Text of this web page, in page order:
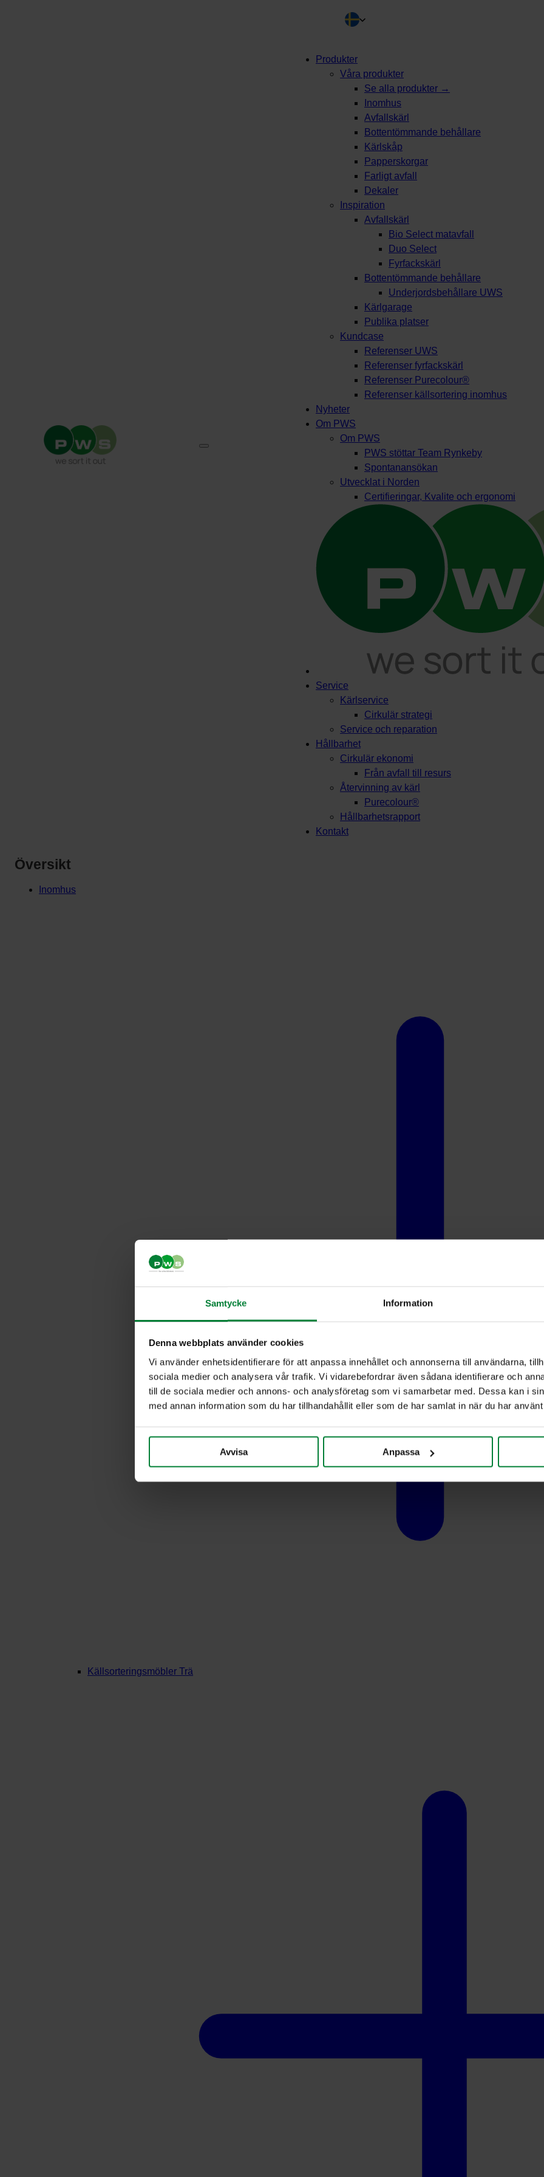
Samtycke Information
Denna webbplats använder cookies
Vi använder enhetsidentifierare för att anpassa innehållet och annonserna till användarna,
sociala medier och analysera vår trafik. Vi vidarebefordrar även sådana identifierare och
till de sociala medier och annons- och analysföretag som vi samarbetar med. Dessa kan i
med annan information som du har tillhandahållit eller som de har samlat in när du har
Avvisa Anpassa
Produkter
Våra produkter
Se alla produkter →
Inomhus
Avfallskärl
Bottentömmande behållare
Kärlskåp
Papperskorgar
Farligt avfall
Dekaler
Inspiration
Avfallskärl
Bio Select matavfall
Duo Select
Fyrfackskärl
Bottentömmande behållare
Underjordsbehållare UWS
Kärlgarage
Publika platser
Kundcase
Referenser UWS
Referenser fyrfackskärl
Referenser Purecolour®
Referenser källsortering inomhus
Nyheter
Om PWS
Om PWS
PWS stöttar Team Rynkeby
Spontanansökan
Utvecklat i Norden
Certifieringar, Kvalite och ergonomi
Service
Kärlservice
Cirkulär strategi
Service och reparation
Hållbarhet
Cirkulär ekonomi
Från avfall till resurs
Återvinning av kärl
Purecolour®
Hållbarhetsrapport
Kontakt
Översikt
Inomhus
Källsorteringsmöbler Trä